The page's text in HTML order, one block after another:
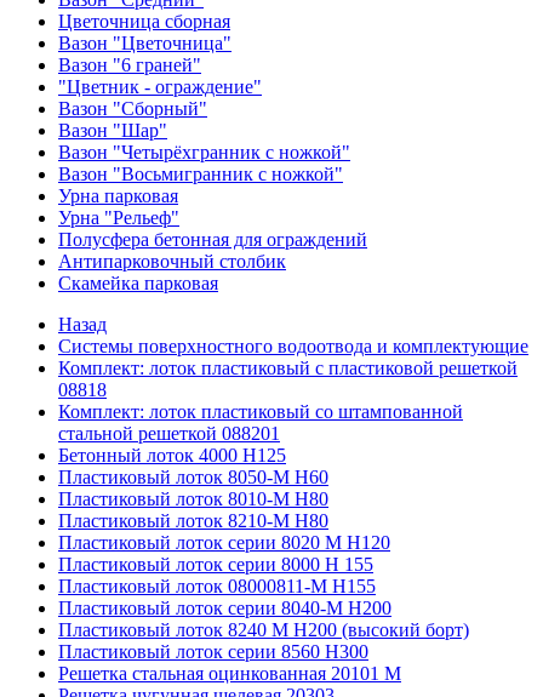
Цветочница сборная
Вазон "Цветочница"
Вазон "6 граней"
"Цветник - ограждение"
Вазон "Сборный"
Вазон "Шар"
Вазон "Четырёхгранник с ножкой"
Вазон "Восьмигранник с ножкой"
Урна парковая
Урна "Рельеф"
Полусфера бетонная для ограждений
Антипарковочный столбик
Скамейка парковая
Назад
Системы поверхностного водоотвода и комплектующие
Комплект: лоток пластиковый с пластиковой решеткой
08818
Комплект: лоток пластиковый со штампованной
стальной решеткой 088201
Бетонный лоток 4000 Н125
Пластиковый лоток 8050-М H60
Пластиковый лоток 8010-М H80
Пластиковый лоток 8210-М H80
Пластиковый лоток серии 8020 М H120
Пластиковый лоток серии 8000 Н 155
Пластиковый лоток 08000811-М H155
Пластиковый лоток серии 8040-М H200
Пластиковый лоток 8240 M H200 (высокий борт)
Пластиковый лоток серии 8560 Н300
Решетка стальная оцинкованная 20101 М